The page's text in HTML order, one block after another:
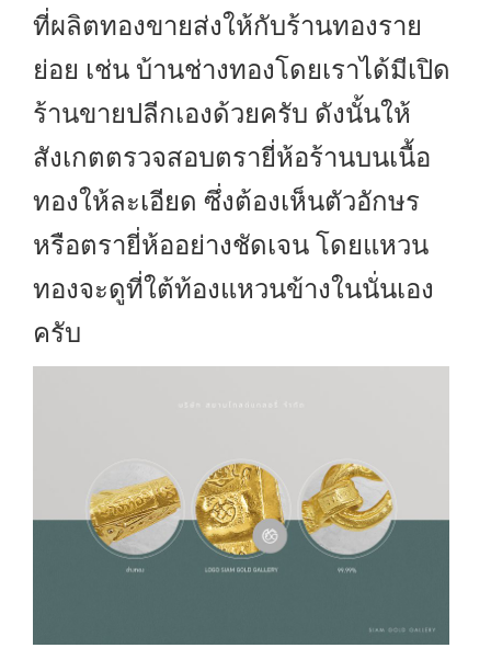
ที่ผลิตทองขายส่งให้กับร้านทองราย
ย่อย เช่น บ้านช่างทองโดยเราได้มีเปิด
ร้านขายปลีกเองด้วยครับ ดังนั้นให้
สังเกตตรวจสอบตรายี่ห้อร้านบนเนื้อ
ทองให้ละเอียด ซึ่งต้องเห็นตัวอักษร
หรือตรายี่ห้ออย่างชัดเจน โดยแหวน
ทองจะดูที่ใต้ท้องแหวนข้างในนั่นเอง
ครับ